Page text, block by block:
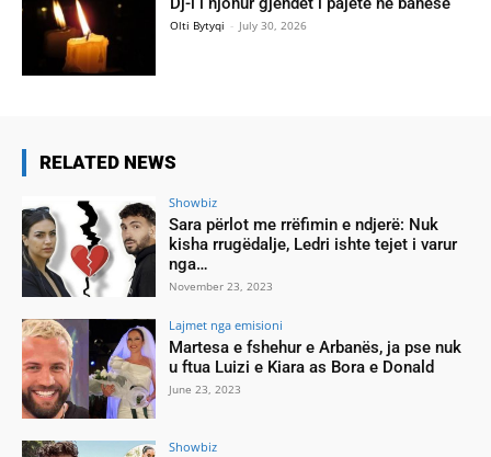
Olti Bytyqi - July 30, 2026
RELATED NEWS
Showbiz
Sara përlot me rrëfimin e ndjerë: Nuk
kisha rrugëdalje, Ledri ishte tejet i varur
nga…
November 23, 2023
Lajmet nga emisioni
Martesa e fshehur e Arbanës, ja pse nuk
u ftua Luizi e Kiara as Bora e Donald
June 23, 2023
Showbiz